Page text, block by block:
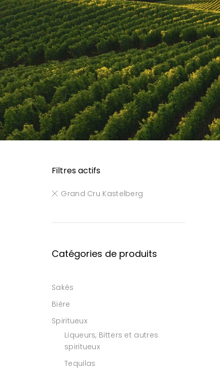
Filtres actifs
Grand Cru Kastelberg
Catégories de produits
Sakés
Bière
Spiritueux
Liqueurs, Bitters et autres
spiritueux
Tequilas